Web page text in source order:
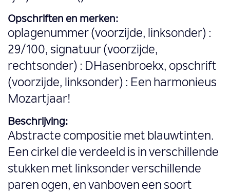
Opschriften en merken:
oplagenummer (voorzijde, linksonder) :
29/100, signatuur (voorzijde,
rechtsonder) : DHasenbroekx, opschrift
(voorzijde, linksonder) : Een harmonieus
Mozartjaar!
Beschrijving:
Abstracte compositie met blauwtinten.
Een cirkel die verdeeld is in verschillende
stukken met linksonder verschillende
paren ogen, en vanboven een soort